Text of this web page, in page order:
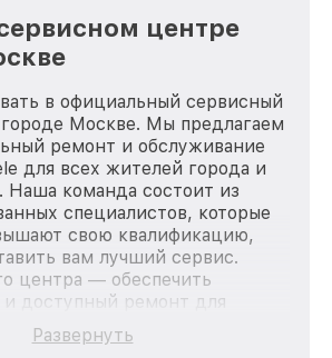
центре
в официальный сервисный
Москве. Мы предлагаем
ремонт и обслуживание
для всех жителей города и
Наша команда состоит из
специалистов, которые
свою квалификацию,
вам лучший сервис.
центра — обеспечить
и доступный ремонт для
продукции Miele, вне
сложности поломки. Мы
Развернуть